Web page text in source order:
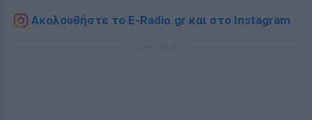
Ακολουθήστε το E-Radio.gr και στο Instagram